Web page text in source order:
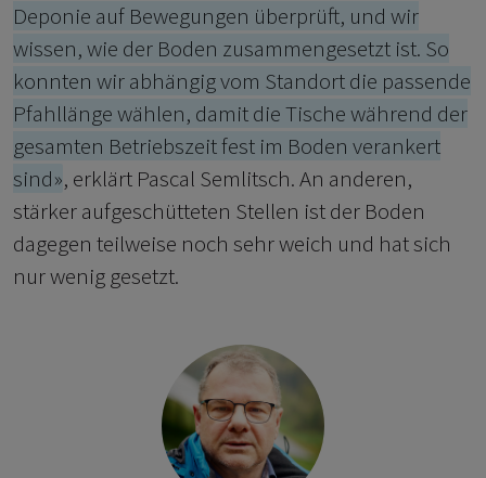
Deponie auf Bewegungen überprüft, und wir
wissen, wie der Boden zusammengesetzt ist. So
konnten wir abhängig vom Standort die passende
Pfahllänge wählen, damit die Tische während der
gesamten Betriebszeit fest im Boden verankert
sind», erklärt Pascal Semlitsch. An anderen,
stärker aufgeschütteten Stellen ist der Boden
dagegen teilweise noch sehr weich und hat sich
nur wenig gesetzt.